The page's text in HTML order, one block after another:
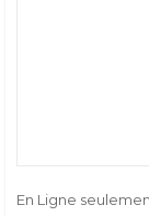
En Ligne